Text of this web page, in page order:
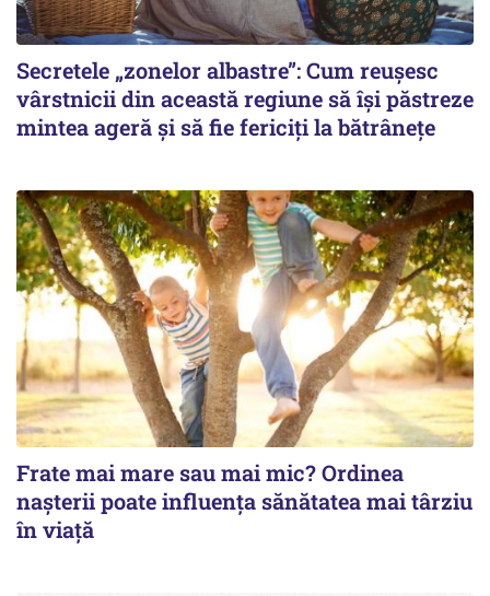
Secretele „zonelor albastre”: Cum reușesc
vârstnicii din această regiune să își păstreze
mintea ageră și să fie fericiți la bătrânețe
Frate mai mare sau mai mic? Ordinea
nașterii poate influența sănătatea mai târziu
în viață